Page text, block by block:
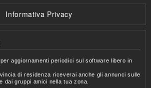
Informativa Privacy